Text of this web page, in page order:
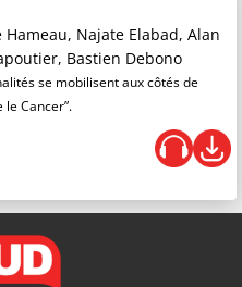
Hameau, Najate Elabad, Alan
Bastien Debono
se mobilisent aux côtés de
le Cancer”.